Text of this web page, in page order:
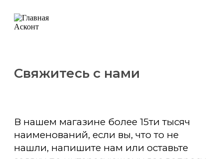
Свяжитесь с нами
В нашем магазине более 15ти тысяч
наименований, если вы, что то не
нашли, напишите нам или оставьте